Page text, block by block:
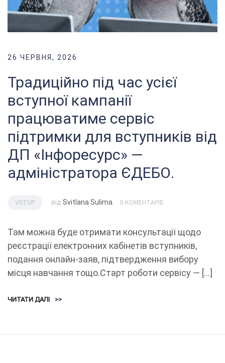
26 ЧЕРВНЯ, 2026
Традиційно під час усієї
вступної кампанії
працюватиме сервіс
підтримки для вступників від
ДП «Інфоресурс» —
адміністратора ЄДЕБО.
VSTUP від Svitlana Sulima 0 КОМЕНТАРІВ
Там можна буде отримати консультації щодо
реєстрації електронних кабінетів вступників,
подання онлайн-заяв, підтвердження вибору
місця навчання тощо.Старт роботи сервісу — […]
ЧИТАТИ ДАЛІ >>